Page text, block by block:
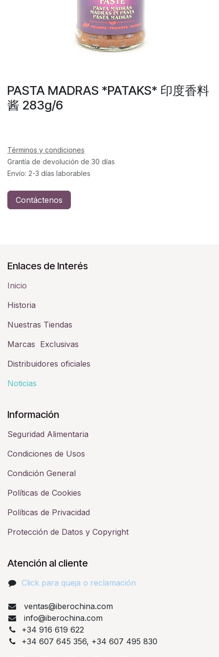
PASTA MADRAS *PATAKS* 印度香料
酱 283g/6
Términos y condiciones
Grantía de devolución de 30 días
Envío: 2-3 días laborables
Contáctenos
Enlaces de Interés
Inicio
Historia​
Nuestras Tiendas
Marcas Exclusivas
Distribuidores oficiales
Noticias
Información
Seguridad Alimentaria
Condiciones de Usos
Condición General
Políticas de Cookies
Políticas de Privacidad
Protección de Datos y Copyright
Atención al cliente
Click para queja o reclamación​
ventas@iberochina.com
info@iberochina.com
+34 916 619 622
+34 607 645 356, +34 607 495 830